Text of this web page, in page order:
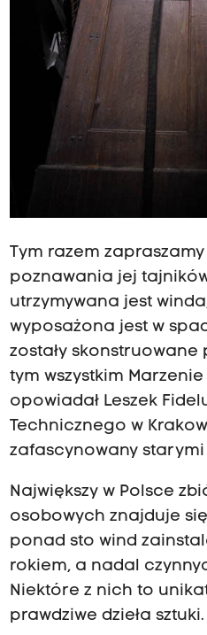
Tym razem
poznawania jej
utrzymywana jest
wyposażona jest w
zostały skonstruowane
tym wszystkim
opowiadał Leszek
Technicznego w
zafascynowany starymi
Największy w Polsce
osobowych znajduje
ponad sto wind
rokiem, a nadal
Niektóre z nich to
prawdziwe dzieła sztuki.